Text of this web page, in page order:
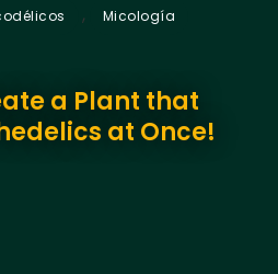
, Micología
a Plant that
at Once!